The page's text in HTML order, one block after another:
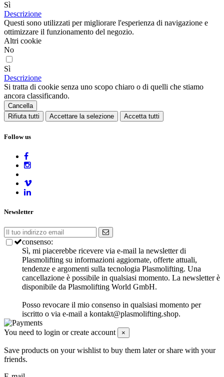
Sì
Descrizione
Questi sono utilizzati per migliorare l'esperienza di navigazione e
ottimizzare il funzionamento del negozio.
Altri cookie
No
Sì
Descrizione
Si tratta di cookie senza uno scopo chiaro o di quelli che stiamo
ancora classificando.
Cancella
Rifiuta tutti
Accettare la selezione Accetta tutti
Follow us
Newsletter
consenso:
Sì, mi piacerebbe ricevere via e-mail la newsletter di
Plasmolifting su informazioni aggiornate, offerte attuali,
tendenze e argomenti sulla tecnologia Plasmolifting. Una
cancellazione è possibile in qualsiasi momento. La newsletter è
disponibile da Plasmolifting World GmbH.
Posso revocare il mio consenso in qualsiasi momento per
iscritto o via e-mail a kontakt@plasmolifting.shop.
You need to login or create account ×
Save products on your wishlist to buy them later or share with your
friends.